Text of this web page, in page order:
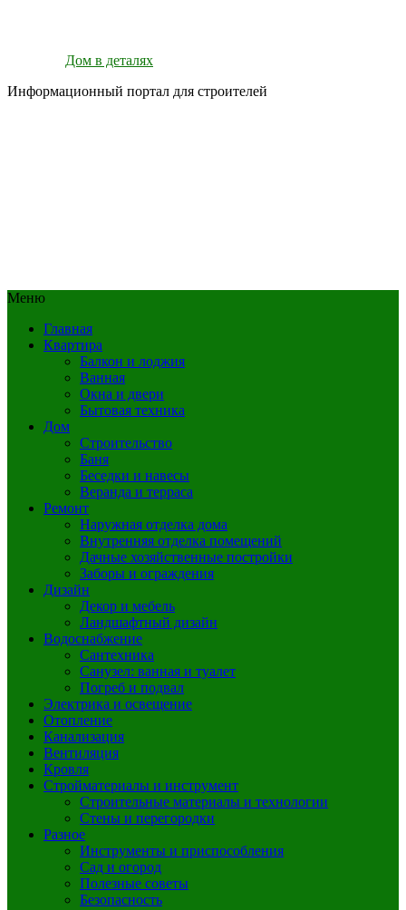
Дом в деталях
Информационный портал для строителей
Меню
Главная
Квартира
Балкон и лоджия
Ванная
Окна и двери
Бытовая техника
Дом
Строительство
Баня
Беседки и навесы
Веранда и терраса
Ремонт
Наружная отделка дома
Внутренняя отделка помещений
Дачные хозяйственные постройки
Заборы и ограждения
Дизайн
Декор и мебель
Ландшафтный дизайн
Водоснабжение
Сантехника
Санузел: ванная и туалет
Погреб и подвал
Электрика и освещение
Отопление
Канализация
Вентиляция
Кровля
Стройматериалы и инструмент
Строительные материалы и технологии
Стены и перегородки
Разное
Инструменты и приспособления
Сад и огород
Полезные советы
Безопасность